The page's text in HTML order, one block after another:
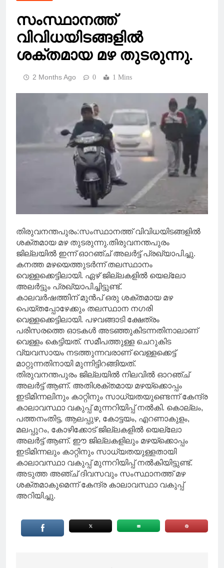
സംസ്ഥാനത്ത്
വിവിധയിടങ്ങളിൽ
ശക്തമായ മഴ തുടരുന്നു.
2 Months Ago 0 1 Mins
തിരുവനന്തപുരം:സംസ്ഥാനത്ത് വിവിധയിടങ്ങളിൽ
ശക്തമായ മഴ തുടരുന്നു.തിരുവനന്തപുരം
ജില്ലയിൽ ഇന്ന് ഓറഞ്ച് അലർട്ട് പ്രഖ്യാപിച്ചു.
കനത്ത മഴയെത്തുടർന്ന് തലസ്ഥാനം
വെള്ളക്കെട്ടിലായി. ഏഴ് ജില്ലകളിൽ യെല്ലോ
അലർട്ടും പ്രഖ്യാപിച്ചിട്ടുണ്ട്.
കാലവർഷത്തിന് മുൻപ് ഒരു ശക്തമായ മഴ
പെയ്തപ്പോഴേക്കും തലസ്ഥാന നഗരി
വെള്ളക്കെട്ടിലായി. പഴവങ്ങാടി ക്ഷേത്രം
പരിസരത്തെ ഓടകൾ അടഞ്ഞുകിടന്നതിനാലാണ്
വെള്ളം കെട്ടിയത്. സമീപത്തുള്ള ചെറുകിട
വ്യവസായം നടത്തുന്നവരാണ് വെള്ളക്കെട്ട്
മാറ്റുന്നതിനായി മുന്നിട്ടിറങ്ങിയത്.
തിരുവനന്തപുരം ജില്ലയിൽ നിലവിൽ ഓറഞ്ച്
അലർട്ട് ആണ്. അതിശക്തമായ മഴയ്ക്കൊപ്പം
ഇടിമിന്നലിനും കാറ്റിനും സാധ്യതയുണ്ടെന്ന് കേന്ദ്ര
കാലാവസ്ഥാ വകുപ്പ് മുന്നറിയിപ്പ് നൽകി. കൊല്ലം,
പത്തനംതിട്ട, ആലപ്പുഴ, കോട്ടയം, എറണാകുളം,
മലപ്പുറം, കോഴിക്കോട് ജില്ലകളിൽ യെല്ലോ
അലർട്ട് ആണ്. ഈ ജില്ലകളിലും മഴയ്ക്കൊപ്പം
ഇടിമിന്നലും കാറ്റിനും സാധ്യതയുള്ളതായി
കാലാവസ്ഥാ വകുപ്പ് മുന്നറിയിപ്പ് നൽകിയിട്ടുണ്ട്.
അടുത്ത അഞ്ച് ദിവസവും സംസ്ഥാനത്ത് മഴ
ശക്തമാകുമെന്ന് കേന്ദ്ര കാലാവസ്ഥാ വകുപ്പ്
അറിയിച്ചു.